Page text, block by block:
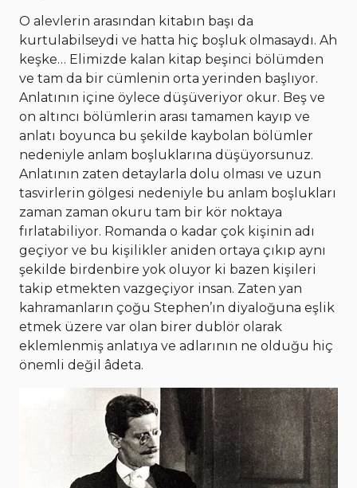
O alevlerin arasından kitabın başı da
kurtulabilseydi ve hatta hiç boşluk olmasaydı. Ah
keşke… Elimizde kalan kitap beşinci bölümden
ve tam da bir cümlenin orta yerinden başlıyor.
Anlatının içine öylece düşüveriyor okur. Beş ve
on altıncı bölümlerin arası tamamen kayıp ve
anlatı boyunca bu şekilde kaybolan bölümler
nedeniyle anlam boşluklarına düşüyorsunuz.
Anlatının zaten detaylarla dolu olması ve uzun
tasvirlerin gölgesi nedeniyle bu anlam boşlukları
zaman zaman okuru tam bir kör noktaya
fırlatabiliyor. Romanda o kadar çok kişinin adı
geçiyor ve bu kişilikler aniden ortaya çıkıp aynı
şekilde birdenbire yok oluyor ki bazen kişileri
takip etmekten vazgeçiyor insan. Zaten yan
kahramanların çoğu Stephen’ın diyaloğuna eşlik
etmek üzere var olan birer dublör olarak
eklemlenmiş anlatıya ve adlarının ne olduğu hiç
önemli değil âdeta.